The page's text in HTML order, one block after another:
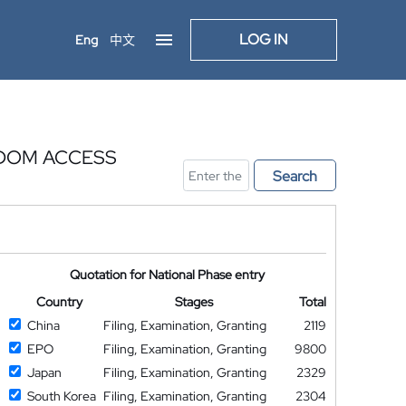
Eng 中文 LOG IN
ACCESS
Search
Quotation for National Phase entry
Country
Stages
Total
China
Filing, Examination, Granting
2119
EPO
Filing, Examination, Granting
9800
Japan
Filing, Examination, Granting
2329
South Korea Filing, Examination, Granting 2304